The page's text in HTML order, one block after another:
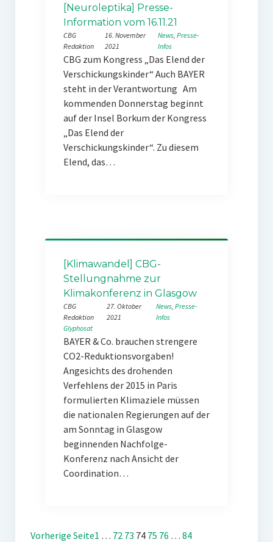
[Neuroleptika] Presse-
Information vom 16.11.21
CBG
Redaktion
16. November
2021
News, Presse-
Infos
CBG zum Kongress „Das Elend der
Verschickungskinder“ Auch BAYER
steht in der Verantwortung Am
kommenden Donnerstag beginnt
auf der Insel Borkum der Kongress
„Das Elend der
Verschickungskinder“. Zu diesem
Elend, das…
[Klimawandel] CBG-
Stellungnahme zur
Klimakonferenz in Glasgow
CBG
Redaktion
27. Oktober
2021
News, Presse-
Infos
Glyphosat
BAYER & Co. brauchen strengere
CO2-Reduktionsvorgaben!
Angesichts des drohenden
Verfehlens der 2015 in Paris
formulierten Klimaziele müssen
die nationalen Regierungen auf der
am Sonntag in Glasgow
beginnenden Nachfolge-
Konferenz nach Ansicht der
Coordination…
Vorherige Seite1 … 72 73 74 75 76 … 84